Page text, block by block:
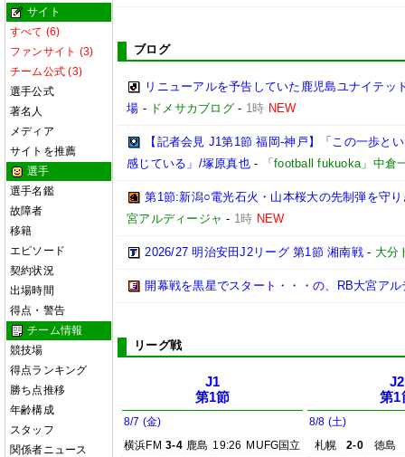
サイト
すべて (6)
ファンサイト (3)
チーム公式 (3)
選手公式
著名人
メディア
サイトを推薦
選手
選手名鑑
故障者
移籍
エピソード
契約状況
出場時間
得点・警告
チーム情報
競技場
得点ランキング
勝ち点推移
年齢構成
スタッフ
関係者ニュース
ブログ
リニューアルを予告していた鹿児島ユナイテッ
場 - ドメサカブログ- 1時 NEW
【記者会見 J1第1節 福岡-神戸】「この一歩と
感じている」/塚原真也- 「football fukuoka」中倉
第1節:新潟○電光石火・山本桜大の先制弾を守
宮アルディージャ - 1時 NEW
2026/27 明治安田J2リーグ 第1節 湘南戦- 大分
開幕戦を黒星でスタート・・・の、RB大宮ア
リーグ戦
J1
第1節
8/7 (金)
横浜FM 3-4 鹿島 19:26 MUFG国立
J2
第1
8/8 (土)
札幌
2-0
徳島